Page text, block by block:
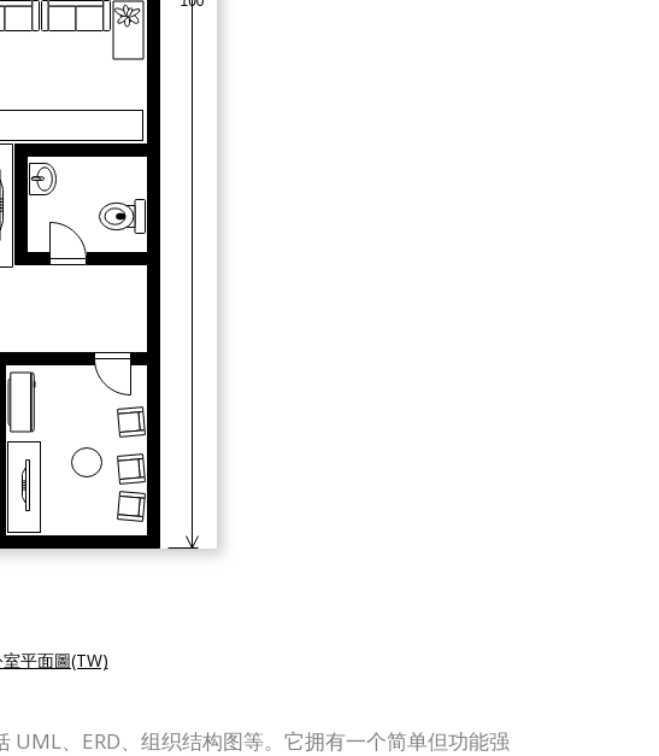
平面圖(TW)
、ERD、组织结构图等。它拥有一个简单但功能强